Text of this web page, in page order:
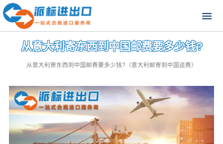
从意大利寄东西到中国邮费要多少钱?
从意大利寄东西到中国邮费要多少钱?（意大利邮寄到中国运费）